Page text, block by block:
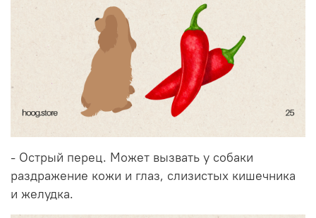
- Острый перец. Может вызвать у собаки
раздражение кожи и глаз, слизистых кишечника
и желудка.